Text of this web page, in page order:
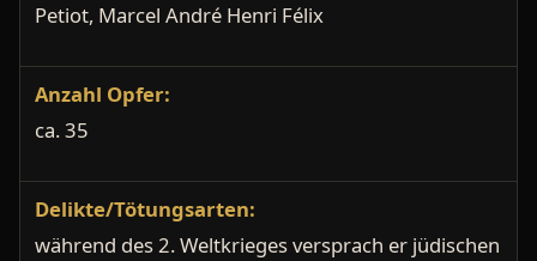
Petiot, Marcel André Henri Félix
Anzahl Opfer:
ca. 35
Delikte/Tötungsarten:
während des 2. Weltkrieges versprach er jüdischen